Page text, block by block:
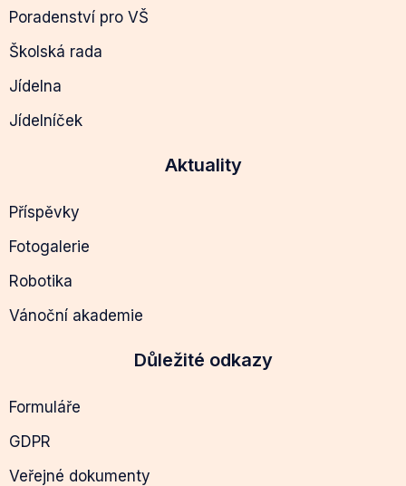
Poradenství pro VŠ
Školská rada
Jídelna
Jídelníček
Aktuality
Příspěvky
Fotogalerie
Robotika
Vánoční akademie
Důležité odkazy
Formuláře
GDPR
Veřejné dokumenty